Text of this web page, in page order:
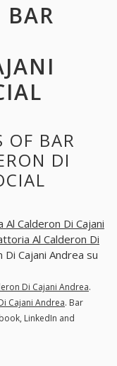
BAR
OF BAR
DI
Calderon Di Cajani
Al Calderon Di
Cajani Andrea su
Di Cajani Andrea.
Cajani Andrea. Bar
LinkedIn and